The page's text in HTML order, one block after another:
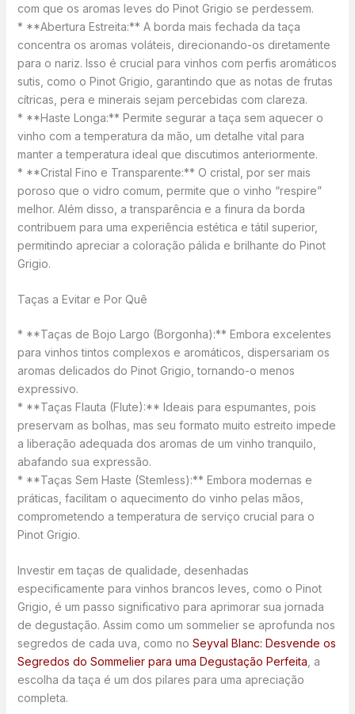
com que os aromas leves do Pinot Grigio se perdessem.
* **Abertura Estreita:** A borda mais fechada da taça
concentra os aromas voláteis, direcionando-os diretamente
para o nariz. Isso é crucial para vinhos com perfis aromáticos
sutis, como o Pinot Grigio, garantindo que as notas de frutas
cítricas, pera e minerais sejam percebidas com clareza.
* **Haste Longa:** Permite segurar a taça sem aquecer o
vinho com a temperatura da mão, um detalhe vital para
manter a temperatura ideal que discutimos anteriormente.
* **Cristal Fino e Transparente:** O cristal, por ser mais
poroso que o vidro comum, permite que o vinho “respire”
melhor. Além disso, a transparência e a finura da borda
contribuem para uma experiência estética e tátil superior,
permitindo apreciar a coloração pálida e brilhante do Pinot
Grigio.
Taças a Evitar e Por Quê
* **Taças de Bojo Largo (Borgonha):** Embora excelentes
para vinhos tintos complexos e aromáticos, dispersariam os
aromas delicados do Pinot Grigio, tornando-o menos
expressivo.
* **Taças Flauta (Flute):** Ideais para espumantes, pois
preservam as bolhas, mas seu formato muito estreito impede
a liberação adequada dos aromas de um vinho tranquilo,
abafando sua expressão.
* **Taças Sem Haste (Stemless):** Embora modernas e
práticas, facilitam o aquecimento do vinho pelas mãos,
comprometendo a temperatura de serviço crucial para o
Pinot Grigio.
Investir em taças de qualidade, desenhadas
especificamente para vinhos brancos leves, como o Pinot
Grigio, é um passo significativo para aprimorar sua jornada
de degustação. Assim como um sommelier se aprofunda nos
segredos de cada uva, como no Seyval Blanc: Desvende os
Segredos do Sommelier para uma Degustação Perfeita , a
escolha da taça é um dos pilares para uma apreciação
completa.